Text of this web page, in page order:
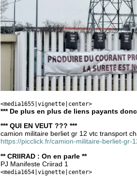
<media1655|vignette|center>
*** De plus en plus de liens payants
*** QUI EN VEUT ??? ***
camion militaire berliet gr 12 vtc transport
https://picclick.fr/camion-militaire-berliet-
** CRIIRAD : On en parle **
PJ Manifeste Criirad 1
<media1654|vignette|center>